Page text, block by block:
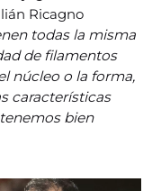
Ricagno
todas la misma
de filamentos
núcleo o la forma,
características
bien